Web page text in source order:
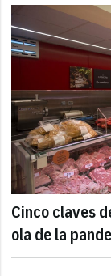
Cinco claves
ola de la